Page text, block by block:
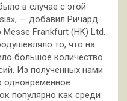
в случае с этой
— добавил Ричард
Frankfurt (HK) Ltd.
то, что на
большое количество
Из полученных нами
одновременное
популярно как среди